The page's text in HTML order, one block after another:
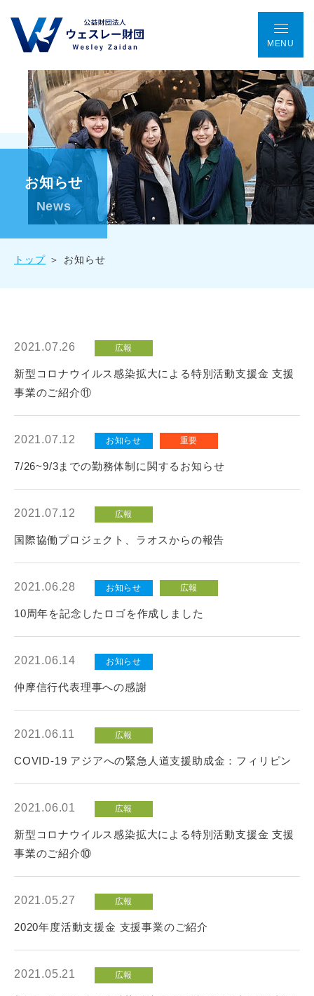
MENU
TOP アクセス ENGLISH 会議室予約 お問い合わせ
ウェスレー財団とは
プログラム
貸会議室
採用情報
お知らせ
News
トップ お知らせ
2021.07.26 広報
新型コロナウイルス感染拡大による特別活動支援金 支援
事業のご紹介⑪
2021.07.12 お知らせ 重要
7/26~9/3までの勤務体制に関するお知らせ
2021.07.12 広報
国際協働プロジェクト、ラオスからの報告
2021.06.28 お知らせ 広報
10周年を記念したロゴを作成しました
2021.06.14 お知らせ
仲摩信行代表理事への感謝
2021.06.11 広報
COVID-19 アジアへの緊急人道支援助成金：フィリピン
2021.06.01 広報
新型コロナウイルス感染拡大による特別活動支援金 支援
事業のご紹介⑩
2021.05.27 広報
2020年度活動支援金 支援事業のご紹介
2021.05.21 広報